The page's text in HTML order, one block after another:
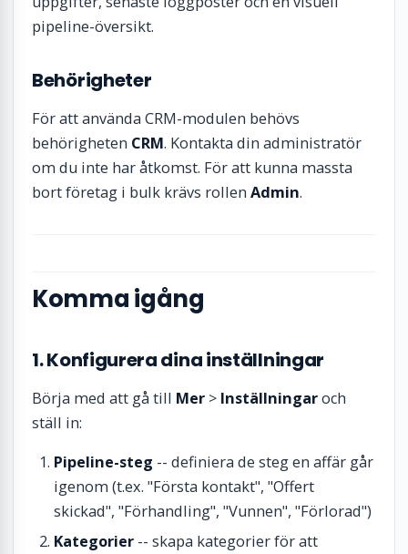
pipeline-översikt.
Behörigheter
För att använda CRM-modulen behövs
behörigheten CRM. Kontakta din administratör
om du inte har åtkomst. För att kunna massta
bort företag i bulk krävs rollen Admin.
Komma igång
1. Konfigurera dina inställningar
Börja med att gå till Mer > Inställningaroch
ställ in:
Pipeline-steg -- definiera de steg en affär går
igenom (t.ex. "Första kontakt", "Offert
skickad", "Förhandling", "Vunnen", "Förlorad")
Kategorier -- skapa kategorier för att